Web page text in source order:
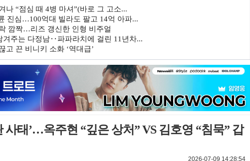
나 “점심 때 4병 마셔”(바로 그 고소...
진심…100억대 빌라도 팔고 14억 아파...
깜짝…리즈 갱신한 인형 비주얼
겨주는 다정남‥파파라치에 걸린 11년차...
고 끈 비니키 소화 ‘역대급’
사태’…옥주현 “깊은 상처” VS 김호영 “침묵” 갑
2026-07-09 14:28:54